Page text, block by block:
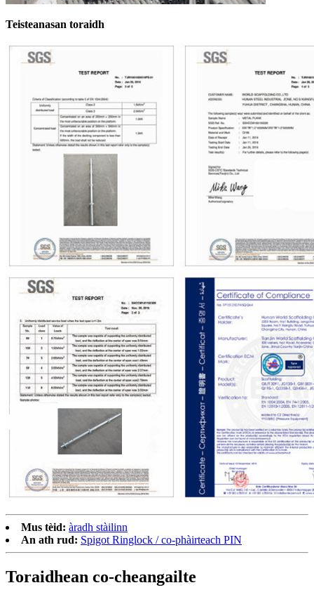
Teisteanasan toraidh
Mus tèid: àradh stàilinn
An ath rud: Spigot Ringlock / co-phàirteach PIN
Toraidhean co-cheangailte